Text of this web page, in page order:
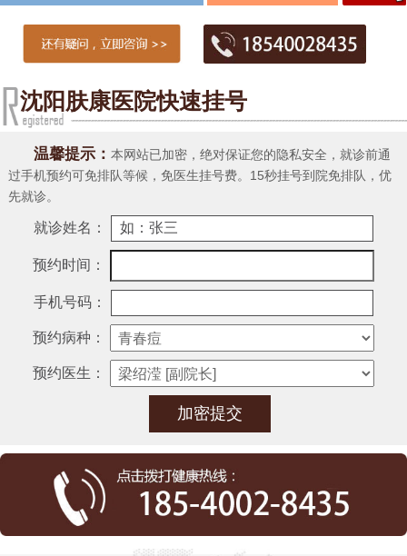
医
沈阳肤康医院快速挂号
温馨提示： 本网站已加密，绝对保证您的隐私安全，就诊前通
过手机预约可免排队等候，免医生挂号费。15秒挂号到院免排队，优
先就诊。
就诊姓名：
预约时间：
手机号码：
预约病种：
预约医生：